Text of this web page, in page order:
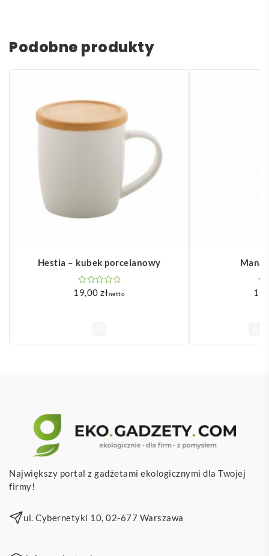
Podobne produkty
Hestia – kubek porcelanowy
19,00 złnetto
Największy portal z gadżetami ekologicznymi dla Twojej
firmy!
ul. Cybernetyki 10, 02-677 Warszawa